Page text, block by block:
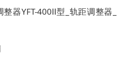
器YFT-400Ⅱ型_轨距调整器_